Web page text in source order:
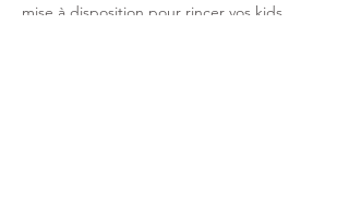
mise à disposition pour rincer vos kids